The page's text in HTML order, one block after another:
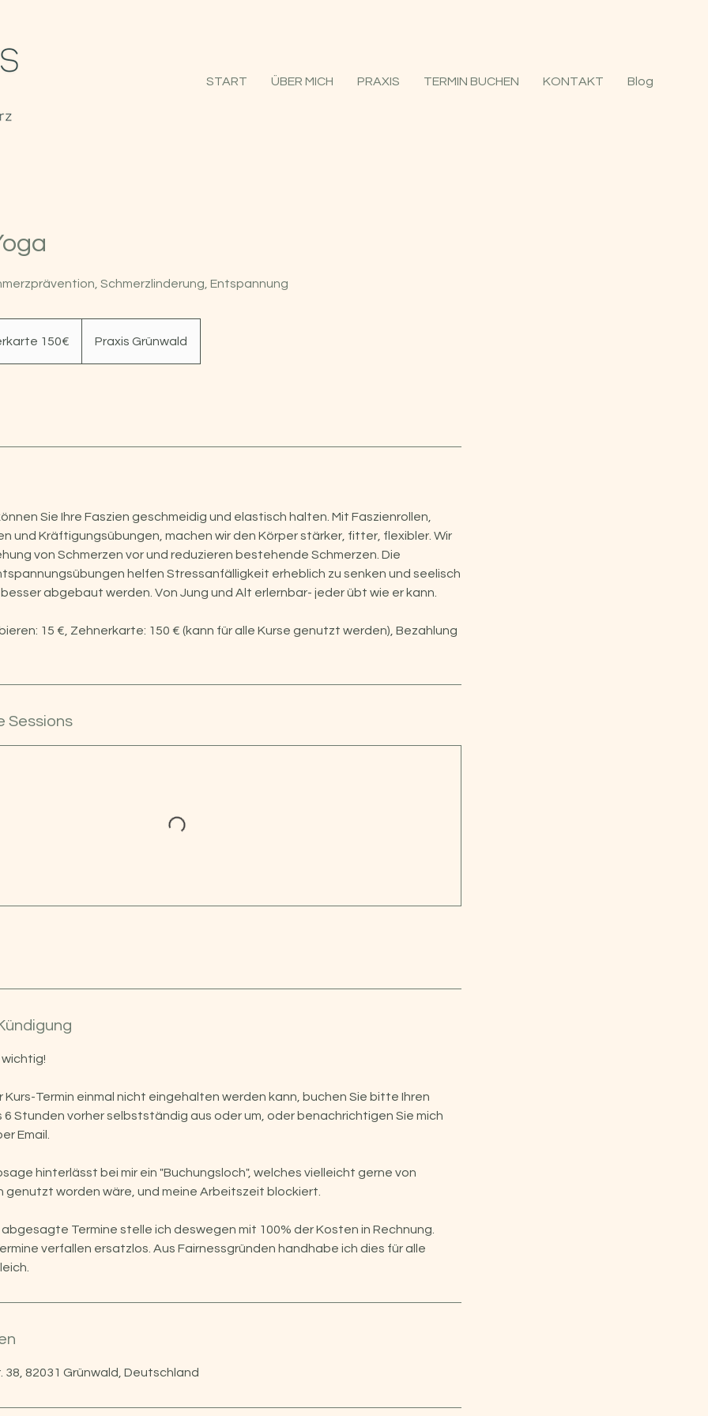
START ÜBER MICH PRAXIS TERMIN BUCHEN KONTAKT Blog
Schmerzlinderung, Entspannung
150€ Praxis Grünwald
Sie Ihre Faszien geschmeidig und elastisch halten. Mit Faszienrollen,
und Kräftigungsübungen, machen wir den Körper stärker, fitter, flexibler. Wir
von Schmerzen vor und reduzieren bestehende Schmerzen. Die
helfen Stressanfälligkeit erheblich zu senken und seelisch
abgebaut werden. Von Jung und Alt erlernbar- jeder übt wie er kann.
15 €, Zehnerkarte: 150 € (kann für alle Kurse genutzt werden), Bezahlung
Sessions
Kurs-Termin einmal nicht eingehalten werden kann, buchen Sie bitte Ihren
Stunden vorher selbstständig aus oder um, oder benachrichtigen Sie mich
Email.
hinterlässt bei mir ein "Buchungsloch", welches vielleicht gerne von
worden wäre, und meine Arbeitszeit blockiert.
Termine stelle ich deswegen mit 100% der Kosten in Rechnung.
verfallen ersatzlos. Aus Fairnessgründen handhabe ich dies für alle
82031 Grünwald, Deutschland